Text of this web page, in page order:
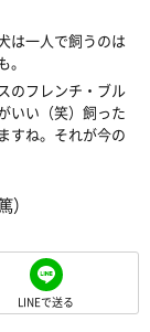
は一人で飼うのは
のフレンチ・ブル
いい（笑）飼った
すね。それが今の
）
LINEで送る